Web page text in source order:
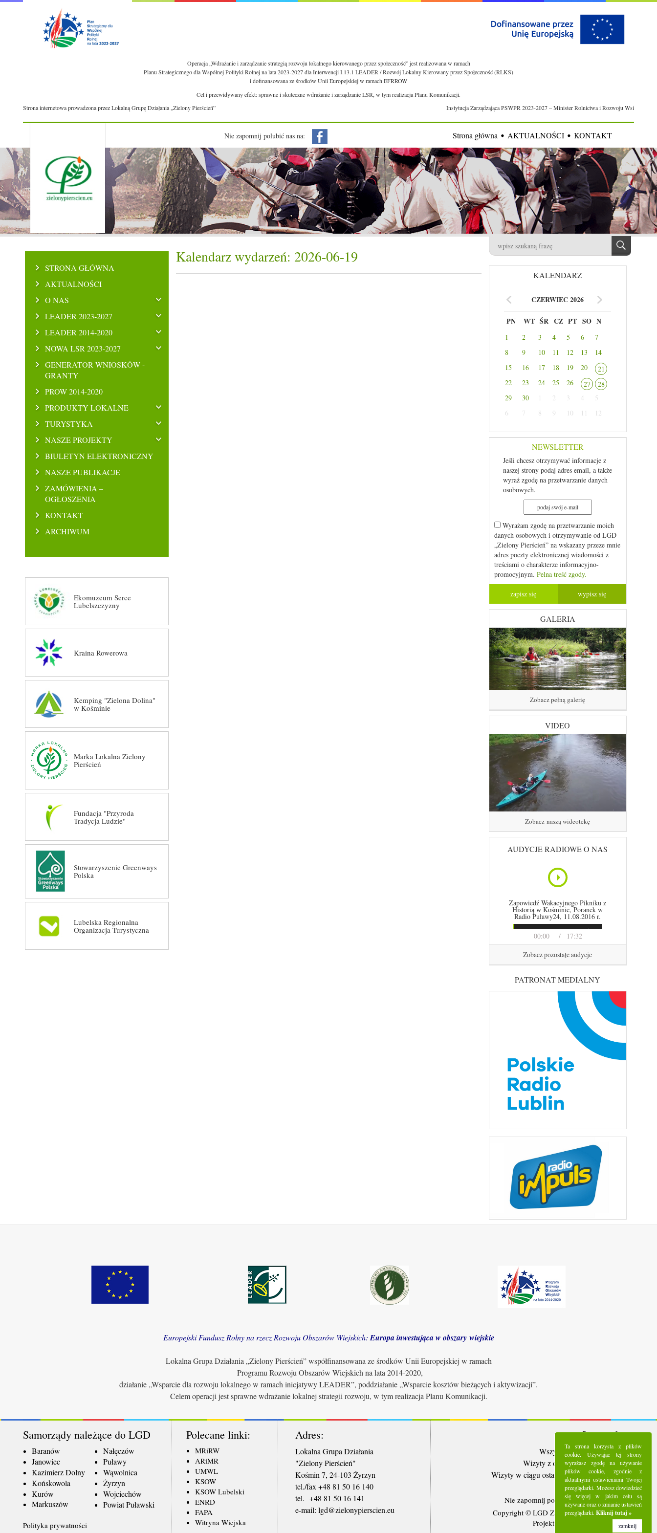
Operacja „Wdrażanie i zarządzanie strategią rozwoju lokalnego kierowanego przez społeczność” jest realizowana w ramach
Planu Strategicznego dla Wspólnej Polityki Rolnej na lata 2023-2027 dla Interwencji I.13.1 LEADER / Rozwój Lokalny Kierowany przez Społeczność (RLKS)
i dofinansowana ze środków Unii Europejskiej w ramach EFRROW
Cel i przewidywany efekt: sprawne i skuteczne wdrażanie i zarządzanie LSR, w tym realizacja Planu Komunikacji.
Strona internetowa prowadzona przez Lokalną Grupę Działania „Zielony Pierścień”
Instytucja Zarządzająca PSWPR 2023-2027 – Minister Rolnictwa i Rozwoju Wsi
Nie zapomnij polubić nas na: Strona główna AKTUALNOŚCI KONTAKT
STRONA GŁÓWNA
AKTUALNOŚCI
O NAS
LEADER 2023-2027
LEADER 2014-2020
NOWA LSR 2023-2027
GENERATOR WNIOSKÓW -
GRANTY
PROW 2014-2020
PRODUKTY LOKALNE
TURYSTYKA
NASZE PROJEKTY
BIULETYN ELEKTRONICZNY
NASZE PUBLIKACJE
ZAMÓWIENIA –
OGŁOSZENIA
KONTAKT
ARCHIWUM
Ekomuzeum Serce
Lubelszczyzny
Kraina Rowerowa
Kemping "Zielona Dolina"
w Kośminie
Marka Lokalna Zielony
Pierścień
Fundacja "Przyroda
Tradycja Ludzie"
Stowarzyszenie Greenways
Polska
Lubelska Regionalna
Organizacja Turystyczna
Kalendarz wydarzeń: 2026-06-19
KALENDARZ
CZERWIEC 2026
PN WT ŚR CZ PT SO N
1 2 3 4 5 6
7
8
9 10 11 12 13
14
15
16 17 18 19 20
21
22
23 24 25 26 27
28
29
30 1 2 3 4
5
6
7 8 9 10 11 12
NEWSLETTER
Jeśli chcesz otrzymywać informacje z
naszej strony podaj adres email, a także
wyraź zgodę na przetwarzanie danych
osobowych.
Wyrażam zgodę na przetwarzanie moich
danych osobowych i otrzymywanie od LGD
„Zielony Pierścień” na wskazany przeze mnie
adres poczty elektronicznej wiadomości z
treściami o charakterze informacyjno-
promocyjnym. Pelna treść zgody.
GALERIA
Zobacz pełną galerię
VIDEO
Zobacz naszą wideotekę
AUDYCJE RADIOWE O NAS
00:00 17:32
Zapowiedź Wakacyjnego Pikniku z
Historią w Kośminie, Poranek w
Radio Puławy24, 11.08.2016 r.
Zobacz pozostałe audycje
PATRONAT MEDIALNY
Europejski Fundusz Rolny na rzecz Rozwoju Obszarów Wiejskich: Europa inwestująca w obszary wiejskie
Lokalna Grupa Działania „Zielony Pierścień” współfinansowana ze środków Unii Europejskiej w ramach
Programu Rozwoju Obszarów Wiejskich na lata 2014-2020,
działanie „Wsparcie dla rozwoju lokalnego w ramach inicjatywy LEADER”, poddziałanie „Wsparcie kosztów bieżących i aktywizacji”.
Celem operacji jest sprawne wdrażanie lokalnej strategii rozwoju, w tym realizacja Planu Komunikacji.
Samorządy należące do LGD
Baranów
Janowiec
Kazimierz Dolny
Końskowola
Kurów
Markuszów
Nałęczów
Puławy
Wąwolnica
Żyrzyn
Wojciechów
Powiat Puławski
Polecane linki:
MRiRW
ARiMR
UMWL
KSOW
KSOW Lubelski
ENRD
FAPA
Witryna Wiejska
Adres:
Lokalna Grupa Działania
"Zielony Pierścień"
Kośmin 7, 24-103 Żyrzyn
tel./fax +48 81 50 16 140
tel. +48 81 50 16 141
​e-mail: lgd@zielonypierscien.eu
Statystyki:
Wszystkie wizyty: 5289646
Wizyty z ostatnich 30 dni: 93900
Wizyty w ciągu ostatniego tygodnia:
21278
Użytkownicy online: 3
Nie zapomnij polubić nas na Facebooku
Copyright © LGD Zielony Pierścień - 2016.
Projekt i wykonanie - Freeline.
Polityka prywatności
Ta strona korzysta z plików
cookie. Używając tej strony
wyrażasz zgodę na używanie
plików cookie, zgodnie z
aktualnymi ustawieniami Twojej
przeglądarki. Możesz dowiedzieć
się więcej w jakim celu są
używane oraz o zmianie ustawień
przeglądarki. Kliknij tutaj »
zamknij